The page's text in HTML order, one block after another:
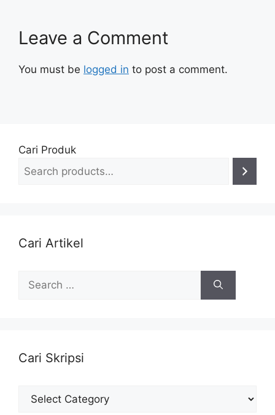
Leave a Comment
You must be logged in to post a comment.
Cari Produk
Cari Artikel
for:
Cari Skripsi
Cari
Skripsi